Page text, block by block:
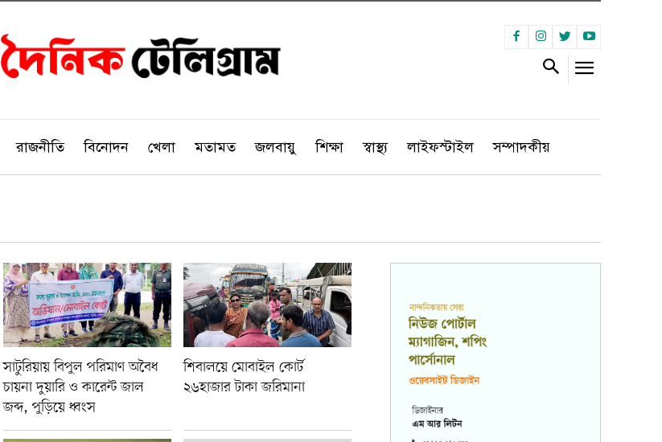
রাজনীতি বিনোদন খেলা মতামত জলবায়ু শিক্ষা স্বাস্থ্য লাইফস্টাইল সম্পাদকীয়
সাটুরিয়ায় বিপুল পরিমাণ অবৈধ
চায়না দুয়ারি ও কারেন্ট জাল
জব্দ, পুড়িয়ে ধ্বংস
শিবালয়ে মোবাইল কোর্ট
২৬হাজার টাকা জরিমানা